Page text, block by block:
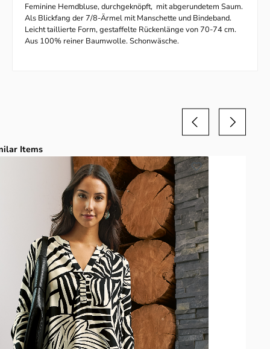
Feminine Hemdbluse, durchgeknöpft, mit abgerundetem Saum.
Als Blickfang der 7/8-Ärmel mit Manschette und Bindeband.
Leicht taillierte Form, gestaffelte Rückenlänge von 70-74 cm.
Aus 100% reiner Baumwolle. Schonwäsche.
überspringen
Items